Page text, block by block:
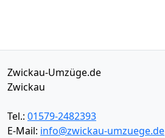
Zwickau-Umzüge.de
Zwickau
Tel.: 01579-2482393
E-Mail: info@zwickau-umzuege.de